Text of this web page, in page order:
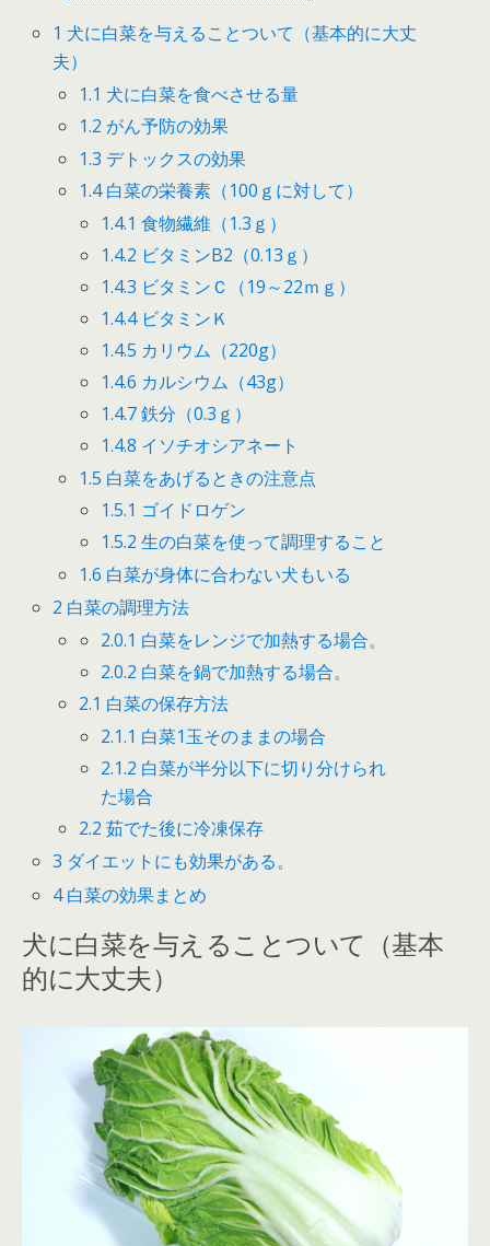
1 犬に白菜を与えることついて（基本的に大丈
夫）
1.1 犬に白菜を食べさせる量
1.2 がん予防の効果
1.3 デトックスの効果
1.4白菜の栄養素（100ｇに対して）
1.4.1 食物繊維（1.3ｇ）
1.4.2 ビタミンB2（0.13ｇ）
1.4.3 ビタミンＣ（19～22ｍｇ）
1.4.4ビタミンＫ
1.4.5 カリウム（220g）
1.4.6 カルシウム（43g）
1.4.7鉄分（0.3ｇ）
1.4.8 イソチオシアネート
1.5 白菜をあげるときの注意点
1.5.1 ゴイドロゲン
1.5.2 生の白菜を使って調理すること
1.6 白菜が身体に合わない犬もいる
2 白菜の調理方法
2.0.1 白菜をレンジで加熱する場合。
2.0.2 白菜を鍋で加熱する場合。
2.1 白菜の保存方法
2.1.1 白菜1玉そのままの場合
2.1.2 白菜が半分以下に切り分けられ
た場合
2.2 茹でた後に冷凍保存
3 ダイエットにも効果がある。
4白菜の効果まとめ
犬に白菜を与えることついて（基本
的に大丈夫）